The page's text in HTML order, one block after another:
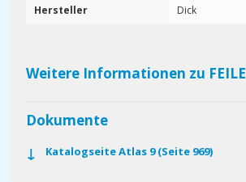
Hersteller
Dick
Weitere Informationen zu
Dokumente
Katalogseite Atlas 9 (Seite 969)